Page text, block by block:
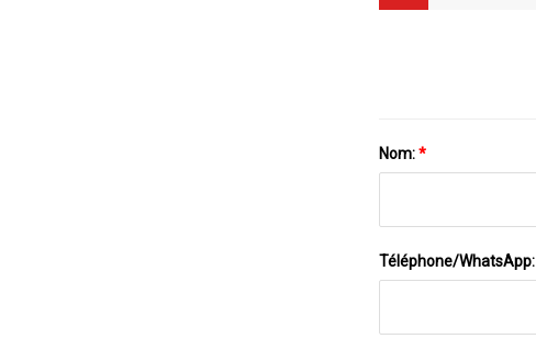
Nom:*
Téléphone/WhatsApp: